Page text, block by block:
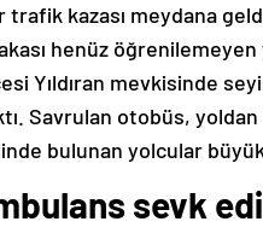
trafik kazası meydana
henüz
Yıldıran mevkisinde
Savrulan otobüs, yoldan
bulunan yolcular büyük
sevk